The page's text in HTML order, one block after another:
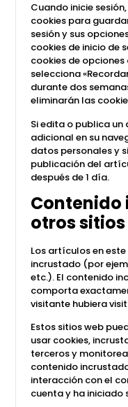
Cuando inicie
cookies para
sesión y sus
cookies de inicio de
cookies de
selecciona
durante dos
eliminarán las
Si edita o publica
adicional en su
datos personales y
publicación del
después de 1 día.
Contenido
otros
Los artículos en
incrustado (por
etc.). El contenido
comporta
visitante hubiera
Estos sitios web
usar cookies,
terceros y
contenido
interacción con el
cuenta y ha iniciado